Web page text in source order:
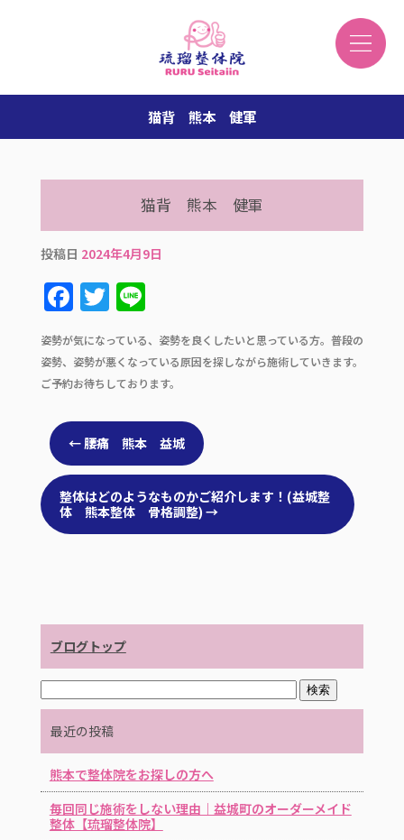
猫背 熊本 健軍
猫背 熊本 健軍
投稿日 2024年4月9日
F
a
c
e
b
o
o
k
T
w
it
te
r
Li
n
e
姿勢が気になっている、姿勢を良くしたいと思っている方。普段の
姿勢、姿勢が悪くなっている原因を探しながら施術していきます。
ご予約お待ちしております。
←腰痛 熊本 益城
整体はどのようなものかご紹介します！(益城整
体 熊本整体 骨格調整) →
ブログトップ
最近の投稿
熊本で整体院をお探しの方へ
毎回同じ施術をしない理由｜益城町のオーダーメイド
整体【琉瑠整体院】